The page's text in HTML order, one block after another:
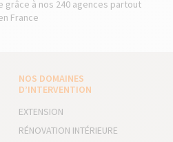
grâce à nos 240 agences partout
France
NOS DOMAINES
D’INTERVENTION
EXTENSION
RÉNOVATION INTÉRIEURE